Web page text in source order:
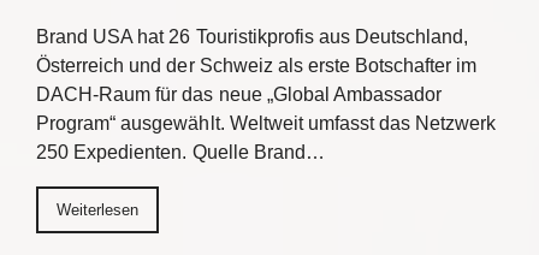
Brand USA hat 26 Touristikprofis aus Deutschland,
Österreich und der Schweiz als erste Botschafter im
DACH-Raum für das neue „Global Ambassador
Program“ ausgewählt. Weltweit umfasst das Netzwerk
250 Expedienten. Quelle Brand…
Weiterlesen